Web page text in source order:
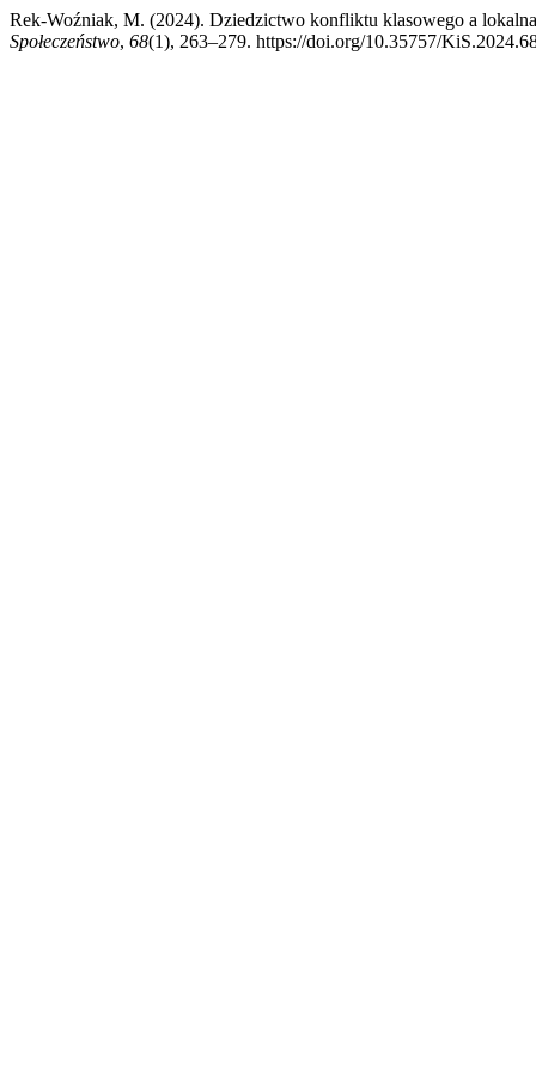
Rek-Woźniak, M. (2024). Dziedzictwo konfliktu klasowego a
Społeczeństwo, 68(1), 263–279. https://doi.org/10.35757/